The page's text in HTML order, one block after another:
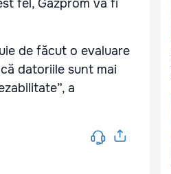
fel, Gazprom va fi
de făcut o evaluare
datoriile sunt mai
a